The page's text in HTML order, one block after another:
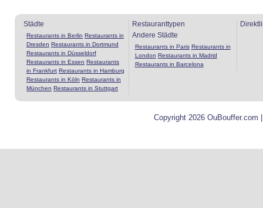
Städte
Restaurants in Berlin Restaurants in
Dresden Restaurants in Dortmund
Restaurants in Düsseldorf
Restaurants in Essen Restaurants
in Frankfurt Restaurants in Hamburg
Restaurants in Köln Restaurants in
München Restaurants in Stuttgart
Restauranttypen
Andere Städte
Restaurants in Paris Restaurants in
London Restaurants in Madrid
Restaurants in Barcelona
Copyright 2026 OuBouffer.com